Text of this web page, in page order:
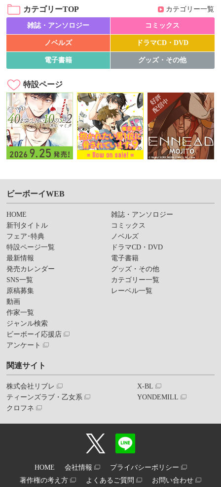
カテゴリーTOP カテゴリー一覧
雑誌・アンソロジー コミックス
ノベルズ ドラマCD・DVD
電子書籍 グッズ・その他
特設ページ
ビーボーイWEB
HOME
新刊タイトル
フェア･特典
特設ページ一覧
最新情報
発売カレンダー
SNS一覧
原稿募集
動画
作家一覧
ジャンル検索
ビーボーイ応援店
アンケート
雑誌・アンソロジー
コミックス
ノベルズ
ドラマCD・DVD
電子書籍
グッズ・その他
カテゴリー一覧
レーベル一覧
関連サイト
株式会社リブレ
ティーンズラブ・乙女系
クロフネ
X-BL
YONDEMILL
HOME 会社情報
プライバシーポリシー
著作権の考え方
よくあるご質問 お問い合わせ